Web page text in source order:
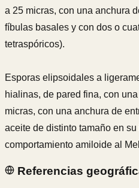
a 25 micras, con una anchura
fíbulas basales y con dos o
tetraspóricos).
Esporas elipsoidales a
hialinas, de pared fina, con
micras, con una anchura de
aceite de distinto tamaño en
comportamiento amiloide al
Referencias